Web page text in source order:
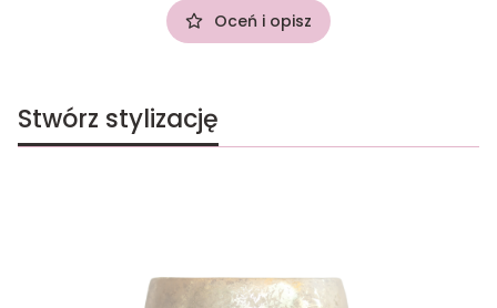
Oceń i opisz
Stwórz stylizację